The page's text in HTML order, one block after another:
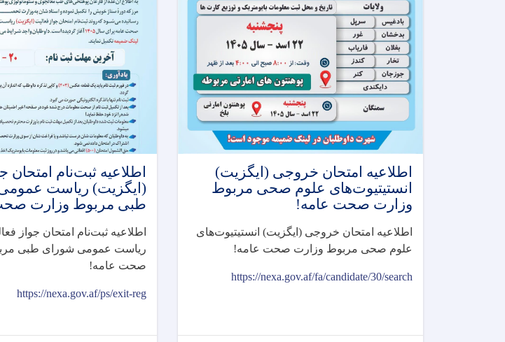
اطلاعیه امتحان خروجی (ایگزیت)
انستیتیوت‌های علوم صحی مربوط
وزارت صحت عامه!
اطلاعیه امتحان خروجی (ایگزیت) انستیتیوت‌های
علوم صحی مربوط وزارت صحت عامه!
https://nexa.gov.af/fa/candidate/30/search
اطلاعیه ثبت‌نام امتحان
(ایگزیت) رياست
طبی مربوط وزارت
اطلاعیه ثبت‌نام امتحان جواز
رياست عمومی شورای طبی
صحت عامه!
https://nexa.gov.af/ps/exit-reg